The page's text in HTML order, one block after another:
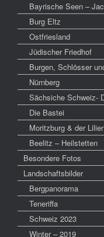
Bayrische Seen –
Burg Eltz
Ostfriesland
Jüdischer Friedhof
Burgen, Schlösser
Nürnberg
Sächsiche Schweiz-
Die Bastei
Moritzburg & der
Beelitz – Heilstetten
Besondere Fotos
Landschaftsbilder
Bergpanorama
Teneriffa
Schweiz 2023
Winter – 2019